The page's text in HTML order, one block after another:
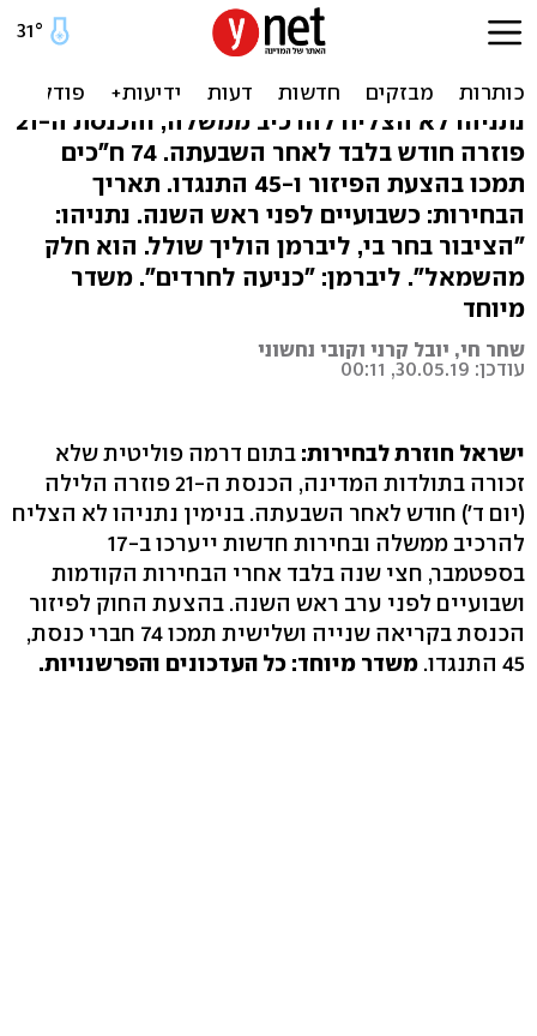
הכנסת פוזרה סופית: בחירות
נתניהו לא הצליח להרכיב ממשלה, והכנסת ה-21
פוזרה חודש בלבד לאחר השבעתה. 74 ח"כים
תמכו בהצעת הפיזור ו-45 התנגדו. תאריך
הבחירות: כשבועיים לפני ראש השנה. נתניהו:
"הציבור בחר בי, ליברמן הוליך שולל. הוא חלק
מהשמאל". ליברמן: "כניעה לחרדים". משדר
מיוחד
שחר חי, יובל קרני וקובי נחשוני
עודכן: 30.05.19, 00:11
ישראל חוזרת לבחירות: בתום דרמה פוליטית שלא
זכורה בתולדות המדינה, הכנסת ה-21 פוזרה הלילה
(יום ד') חודש לאחר השבעתה. בנימין נתניהו לא הצליח
להרכיב ממשלה ובחירות חדשות ייערכו ב-17
בספטמבר, חצי שנה בלבד אחרי הבחירות הקודמות
ושבועיים לפני ערב ראש השנה. בהצעת החוק לפיזור
הכנסת בקריאה שנייה ושלישית תמכו 74 חברי כנסת,
45 התנגדו.
משדר מיוחד: כל העדכונים והפרשנויות.